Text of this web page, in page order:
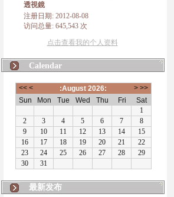
透視鏡
注册日期: 2012-08-08
访问总量: 645,543 次
点击查看我的个人资料
Calendar
最新发布